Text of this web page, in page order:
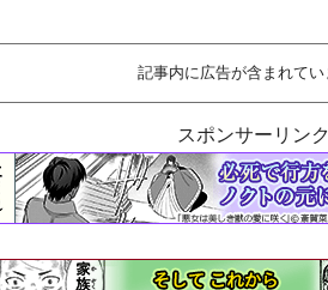
記事内に広告が含まれてい
スポンサーリンク